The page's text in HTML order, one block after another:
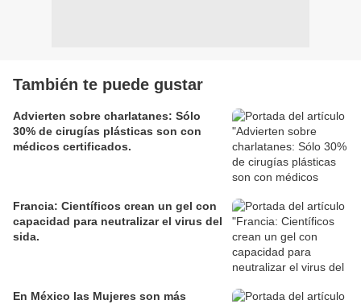
También te puede gustar
Advierten sobre charlatanes: Sólo
30% de cirugías plásticas son con
médicos certificados.
Francia: Científicos crean un gel con
capacidad para neutralizar el virus del
sida.
En México las Mujeres son más